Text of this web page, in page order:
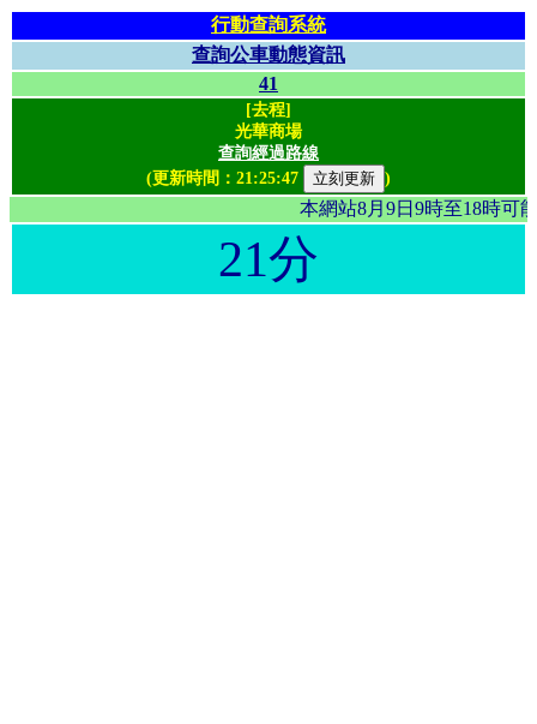
行動查詢系統
查詢公車動態資訊
41
[去程]
光華商場
查詢經過路線
(更新時間： 21:25:47 )
本網站8月9日9時至18
21分